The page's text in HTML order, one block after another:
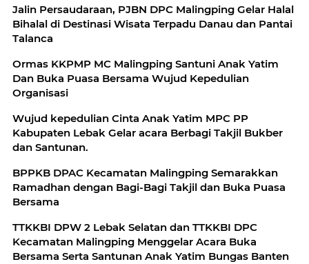
Jalin Persaudaraan, PJBN DPC Malingping Gelar Halal
Bihalal di Destinasi Wisata Terpadu Danau dan Pantai
Talanca
Ormas KKPMP MC Malingping Santuni Anak Yatim
Dan Buka Puasa Bersama Wujud Kepedulian
Organisasi
Wujud kepedulian Cinta Anak Yatim MPC PP
Kabupaten Lebak Gelar acara Berbagi Takjil Bukber
dan Santunan.
BPPKB DPAC Kecamatan Malingping Semarakkan
Ramadhan dengan Bagi-Bagi Takjil dan Buka Puasa
Bersama
TTKKBI DPW 2 Lebak Selatan dan TTKKBI DPC
Kecamatan Malingping Menggelar Acara Buka
Bersama Serta Santunan Anak Yatim Bungas Banten